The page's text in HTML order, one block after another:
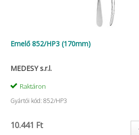
Emelő 852/HP3 (170mm)
MEDESY s.r.l.
Raktáron
Gyártói kód: 852/HP3
10.441 Ft